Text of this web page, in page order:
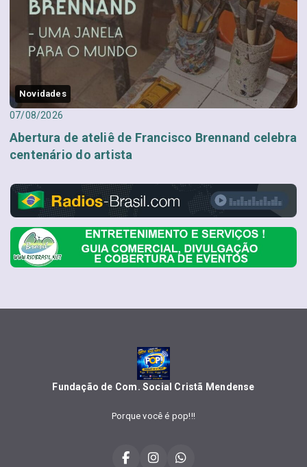
Novidades
07/08/2026
Abertura de ateliê de Francisco Brennand celebra
centenário do artista
Fundação de Com. Social Cristã Mendense
Porque você é pop!!!